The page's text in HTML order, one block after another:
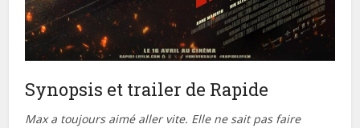
Synopsis et trailer de Rapide
Max a toujours aimé aller vite. Elle ne sait pas faire